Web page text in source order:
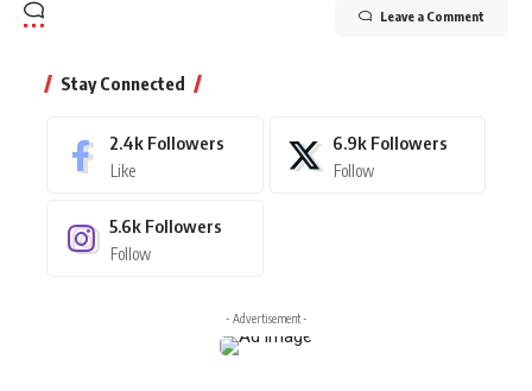
Leave a Comment
Stay Connected
2.4k Followers
Like
6.9k Followers
Follow
5.6k Followers
Follow
- Advertisement -